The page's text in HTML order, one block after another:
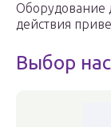
Оборудование
действия
Выбор